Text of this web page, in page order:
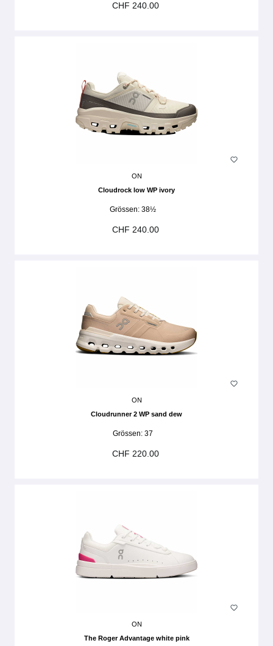
CHF 240.00
ON
Cloudrock low WP ivory
Grössen: 38½
CHF 240.00
ON
Cloudrunner 2 WP sand dew
Grössen: 37
CHF 220.00
ON
The Roger Advantage white pink